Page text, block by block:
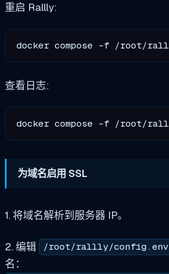
重启 Rallly:
查看日志:
为域名启用 SSL
1. 将域名解析到服务器 IP。
2. 编辑 /root/rallly/config.env
名：